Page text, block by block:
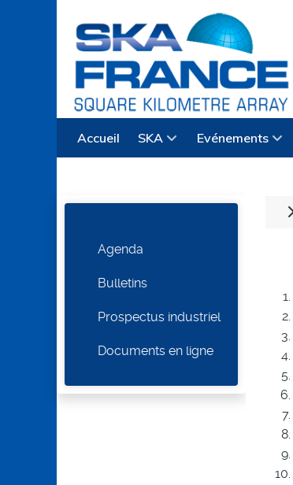
Accueil SKA Evénements
Agenda
Bulletins
Prospectus industriel
Documents en ligne